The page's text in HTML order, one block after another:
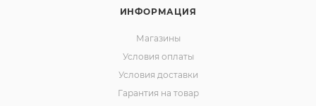
ИНФОРМАЦИЯ
Магазины
Условия оплаты
Условия доставки
Гарантия на товар